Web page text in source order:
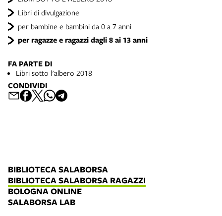
Libri di divulgazione
per bambine e bambini da 0 a 7 anni
per ragazze e ragazzi dagli 8 ai 13 anni
FA PARTE DI
Libri sotto l'albero 2018
CONDIVIDI
BIBLIOTECA SALABORSA
BIBLIOTECA SALABORSA RAGAZZI
BOLOGNA ONLINE
SALABORSA LAB